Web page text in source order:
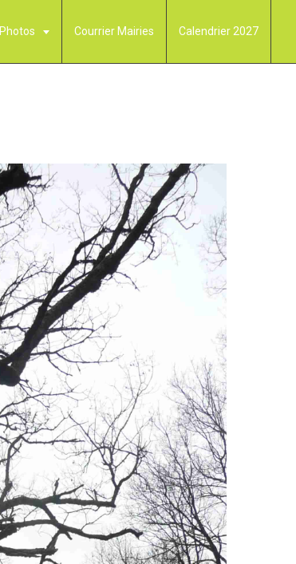
Photos Courrier Mairies Calendrier 2027